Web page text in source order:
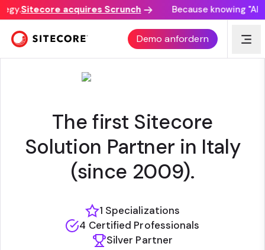
Sitecore acquires Scrunch Because knowing
Demo anfordern
GM SERVIZI SRL - ITALY
The first Sitecore
Solution Partner in Italy
(since 2009).
1 Specializations
4 Certified Professionals
Silver Partner